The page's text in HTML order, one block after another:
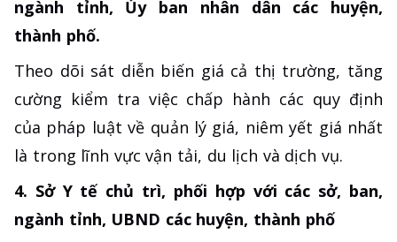
ngành tỉnh, Ủy ban nhân dân các huyện,
thành phố.
Theo dõi sát diễn biến giá cả thị trường, tăng
cường kiểm tra việc chấp hành các quy định
của pháp luật về quản lý giá, niêm yết giá nhất
là trong lĩnh vực vận tải, du lịch và dịch vụ.
4. Sở Y tế chủ trì, phối hợp với các sở, ban,
ngành tỉnh, UBND các huyện, thành phố